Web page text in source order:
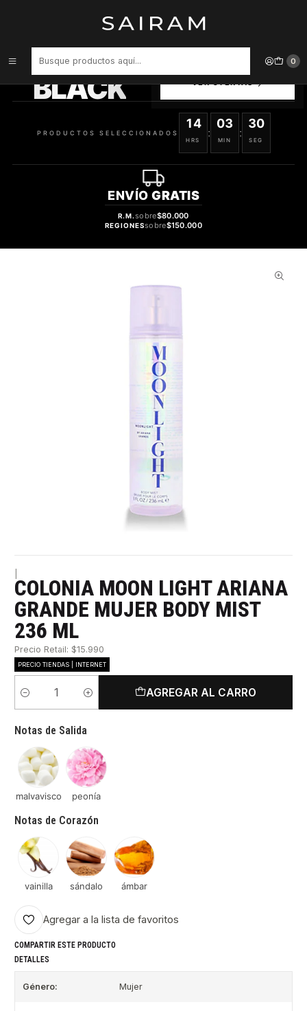
0
Colonia Moon Light Ariana Grande Mujer Body Mist 236 ml
BLACK
SELECCIONADOS
PRODUCTOS SELECCIONADOS
14
HRS
:
03
MIN
:
30
SEG
ENVÍO GRATIS
R.M.sobre$80.000
REGIONESsobre$150.000
COLONIA MOON LIGHT ARIANA
GRANDE MUJER BODY MIST
236 ML
Precio Retail: $15.990
PRECIO TIENDAS | INTERNET
Cantidad
AGREGAR AL CARRO
Notas de Salida
malvavisco peonía
Notas de Corazón
vainilla sándalo ámbar
Agregar a la lista de favoritos
COMPARTIR ESTE PRODUCTO
DETALLES
Género: Mujer